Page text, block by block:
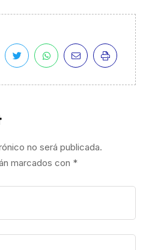
no será publicada.
marcados con *